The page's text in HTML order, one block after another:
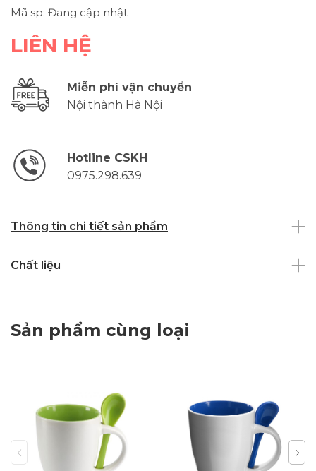
Mã sp: Đang cập nhật
LIÊN HỆ
Miễn phí vận chuyển
Nội thành Hà Nội
Hotline CSKH
0975.298.639
Thông tin chi tiết sản phẩm
Chất liệu
Sản phẩm cùng loại